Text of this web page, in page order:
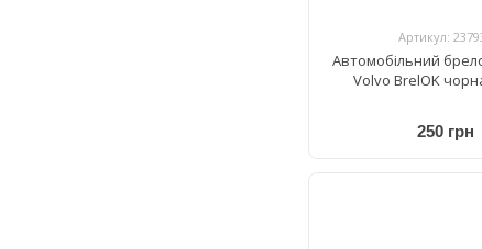
Артикул:
Автомобільний
Volvo BrelOK
250 грн